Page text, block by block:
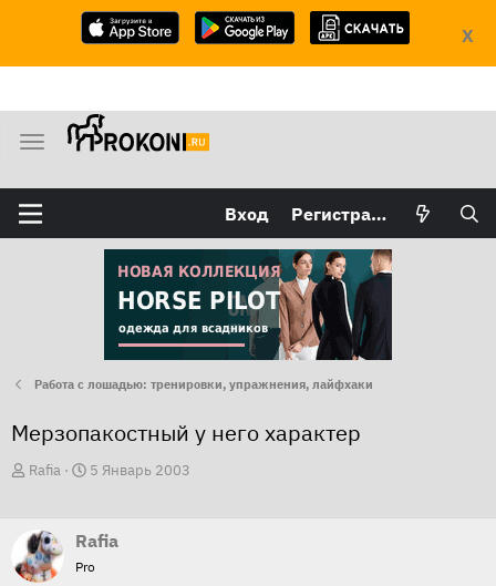
X
М
н
ю
Вход Регистрация
Работа с лошадью: тренировки, упражнения, лайфхаки
Мерзопакостный у него характер
А
о
р
Rafia
Д
а
н
5 Январь 2003
Rafia
Pro